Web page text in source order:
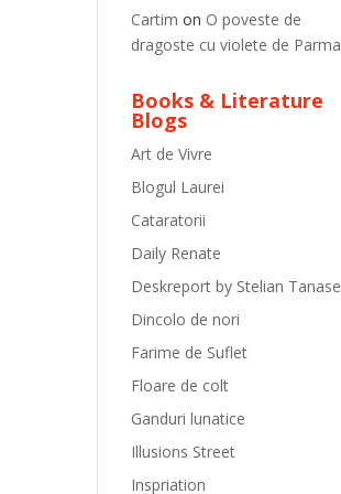
Cartim on O poveste de
dragoste cu violete de Parma
Books & Literature
Blogs
Art de Vivre
Blogul Laurei
Cataratorii
Daily Renate
Deskreport by Stelian Tanase
Dincolo de nori
Farime de Suflet
Floare de colt
Ganduri lunatice
Illusions Street
Inspriation